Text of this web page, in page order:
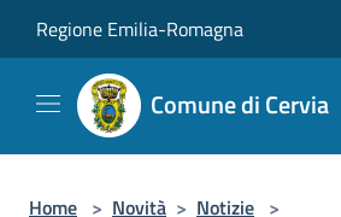
Regione Emilia-Romagna
Comune di Cervia
Home > Novità > Notizie >